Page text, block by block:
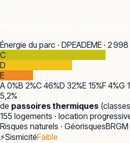
Énergie du parc · DPEADEME · 2
C
D
E
A 0%B 2%C 46%D 32%E 15%F 4%G 1
5,2%
de passoires thermiques
155 logements · location
Risques naturels · GéorisquesBRGM
⚡SismicitéFaible